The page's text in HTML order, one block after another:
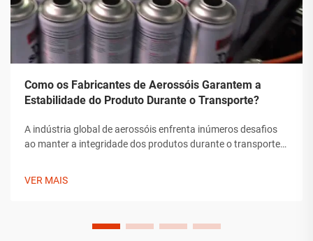
Como os Fabricantes de Aerossóis Garantem a
Estabilidade do Produto Durante o Transporte?
A indústria global de aerossóis enfrenta inúmeros desafios
ao manter a integridade dos produtos durante o transporte.
VER MAIS